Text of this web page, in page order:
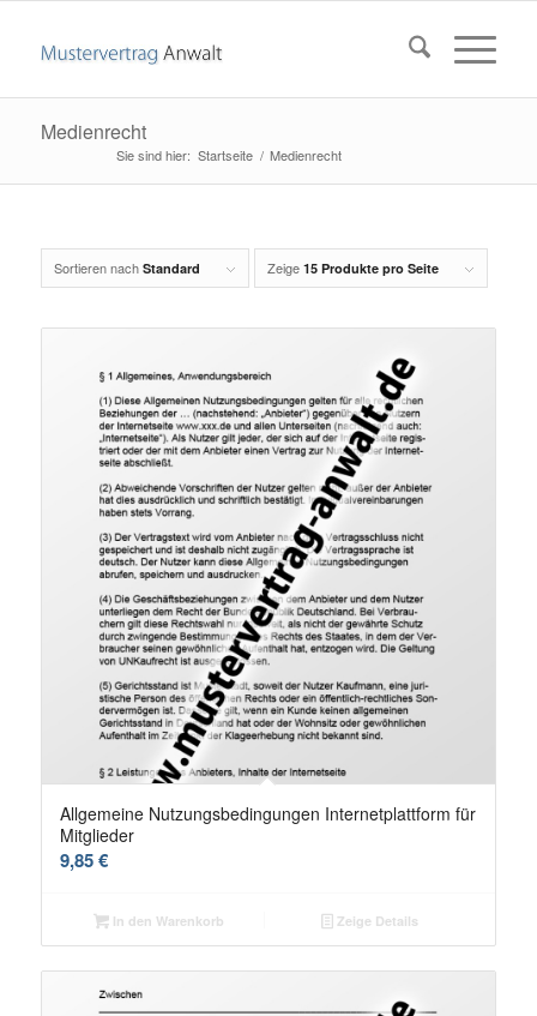
Medienrecht
Startseite / Medienrecht
Sortieren nach Standard Zeige 15 Produkte pro Seite
Allgemeine Nutzungsbedingungen Internetplattform für
Mitglieder
9,85€
In den Warenkorb Zeige Details